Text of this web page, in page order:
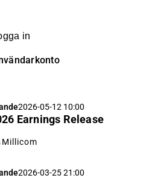
in
2026-05-12 10:00
Earnings Release
Millicom
2026-03-25 21:00